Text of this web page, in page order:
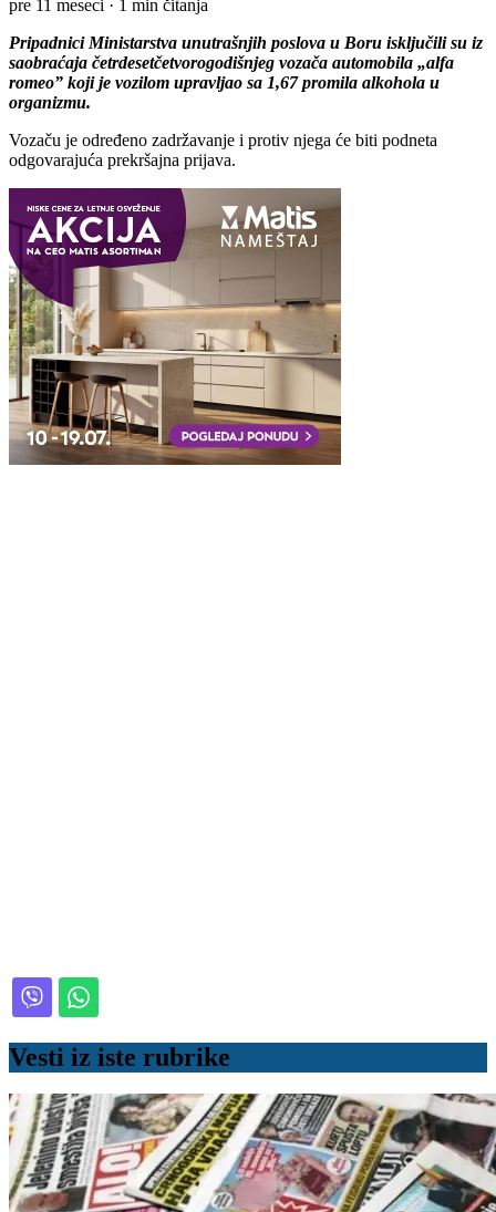
pre 11 meseci · 1 min čitanja
Pripadnici Ministarstva unutrašnjih poslova u Boru isklјučili su iz
saobraćaja četrdesetčetvorogodišnjeg vozača automobila „alfa
romeo” koji je vozilom upravlјao sa 1,67 promila alkohola u
organizmu.
Vozaču je određeno zadržavanje i protiv njega će biti podneta
odgovarajuća prekršajna prijava.
Vesti iz iste rubrike